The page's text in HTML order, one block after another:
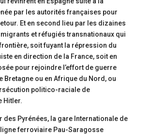
par les autorités françaises pour
Et en second lieu par les dizaines
et réfugiés transnationaux qui
soit fuyant la répression du
en direction de la France, soit en
pour rejoindre l’effort de guerre
Bretagne ou en Afrique du Nord, ou
politico-raciale de
Hitler.
des Pyrénées, la gare Internationale de
ligne ferroviaire Pau-Saragosse